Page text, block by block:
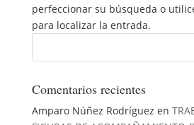
perfeccionar su búsqueda o
para localizar la entrada.
Comentarios recientes
Amparo Núñez Rodríguez en